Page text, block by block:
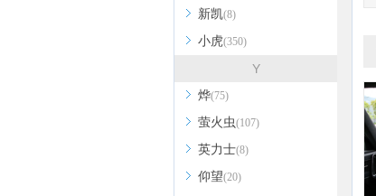
新凯(8)
小虎(350)
Y
烨(75)
萤火虫(107)
英力士(8)
仰望(20)